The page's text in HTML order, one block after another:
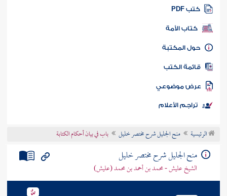
كتب PDF
كتاب الأمة
المكتبة
الكتب
موضوعي
تراجم الأعلام
الرئيسية منح الجليل شرح مختصر خليل باب في بيان أحكام الكتابة
منح الجليل شرح مختصر خليل
الشيخ عليش - محمد بن أحمد بن محمد (عليش)